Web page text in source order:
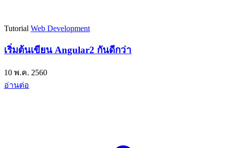
Tutorial Web Development
เริ่มต้นเขียน Angular2 กันดีกว่า
10 พ.ค. 2560
อ่านต่อ